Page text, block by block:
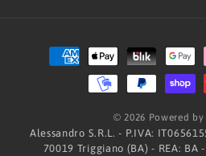
di
© 2026 Powered
Alessandro S.R.L. - P.IVA:
70019 Triggiano (BA) - REA: BA